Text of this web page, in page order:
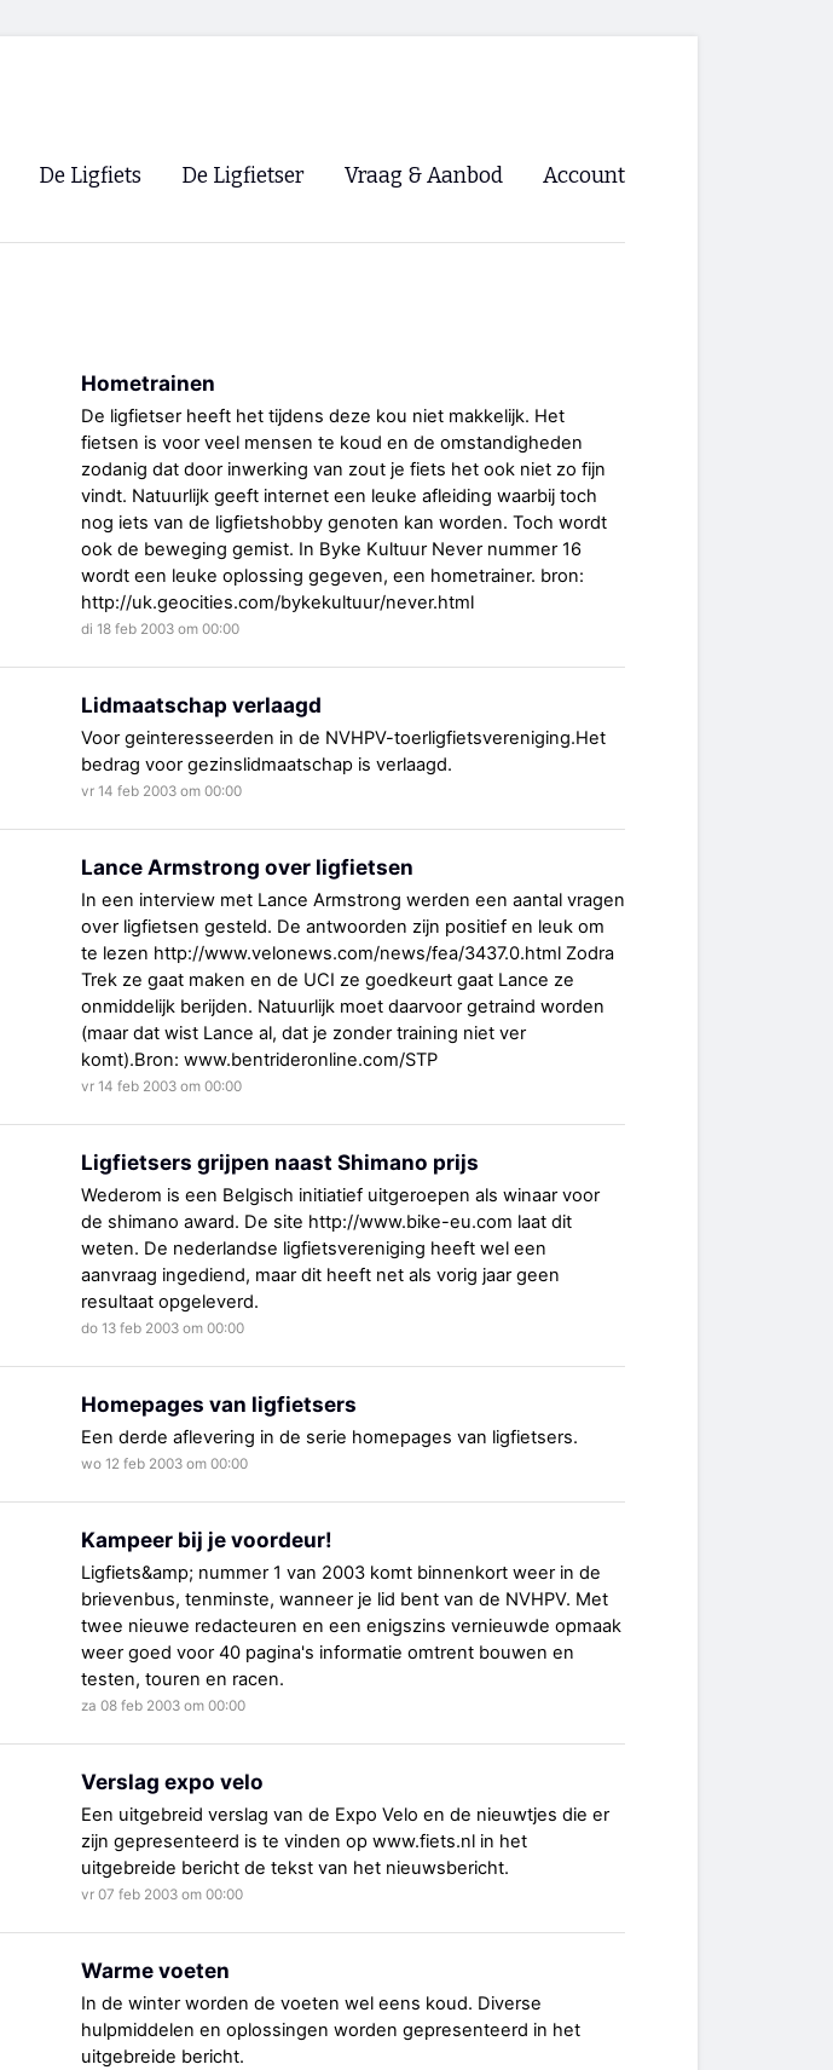
De Ligfiets De Ligfietser
Lokale Fietsverenigingen
EHPVA & EuSupino 🡺
Forum ligfietsers.nl 🡺
Vraag & Aanbod Account
Hometrainen
De ligfietser heeft het tijdens deze kou niet makkelijk. Het
fietsen is voor veel mensen te koud en de omstandigheden
zodanig dat door inwerking van zout je fiets het ook niet zo fijn
vindt. Natuurlijk geeft internet een leuke afleiding waarbij toch
nog iets van de ligfietshobby genoten kan worden. Toch wordt
ook de beweging gemist. In Byke Kultuur Never nummer 16
wordt een leuke oplossing gegeven, een hometrainer. bron:
http://uk.geocities.com/bykekultuur/never.html
di 18 feb 2003 om 00:00
Lidmaatschap verlaagd
Voor geinteresseerden in de NVHPV-toerligfietsvereniging.Het
bedrag voor gezinslidmaatschap is verlaagd.
vr 14 feb 2003 om 00:00
Lance Armstrong over ligfietsen
In een interview met Lance Armstrong werden een aantal vragen
over ligfietsen gesteld. De antwoorden zijn positief en leuk om
te lezen http://www.velonews.com/news/fea/3437.0.html Zodra
Trek ze gaat maken en de UCI ze goedkeurt gaat Lance ze
onmiddelijk berijden. Natuurlijk moet daarvoor getraind worden
(maar dat wist Lance al, dat je zonder training niet ver
komt).Bron: www.bentrideronline.com/STP
vr 14 feb 2003 om 00:00
Ligfietsers grijpen naast Shimano prijs
Wederom is een Belgisch initiatief uitgeroepen als winaar voor
de shimano award. De site http://www.bike-eu.com laat dit
weten. De nederlandse ligfietsvereniging heeft wel een
aanvraag ingediend, maar dit heeft net als vorig jaar geen
resultaat opgeleverd.
do 13 feb 2003 om 00:00
Homepages van ligfietsers
Een derde aflevering in de serie homepages van ligfietsers.
wo 12 feb 2003 om 00:00
Kampeer bij je voordeur!
Ligfiets&amp; nummer 1 van 2003 komt binnenkort weer in de
brievenbus, tenminste, wanneer je lid bent van de NVHPV. Met
twee nieuwe redacteuren en een enigszins vernieuwde opmaak
weer goed voor 40 pagina's informatie omtrent bouwen en
testen, touren en racen.
za 08 feb 2003 om 00:00
Verslag expo velo
Een uitgebreid verslag van de Expo Velo en de nieuwtjes die er
zijn gepresenteerd is te vinden op www.fiets.nl in het
uitgebreide bericht de tekst van het nieuwsbericht.
vr 07 feb 2003 om 00:00
Warme voeten
In de winter worden de voeten wel eens koud. Diverse
hulpmiddelen en oplossingen worden gepresenteerd in het
uitgebreide bericht.